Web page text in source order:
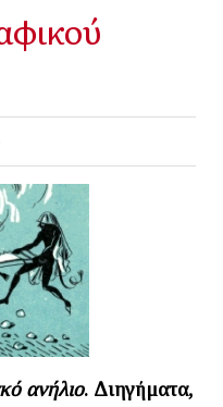
ανήλιο. Διηγήματα,